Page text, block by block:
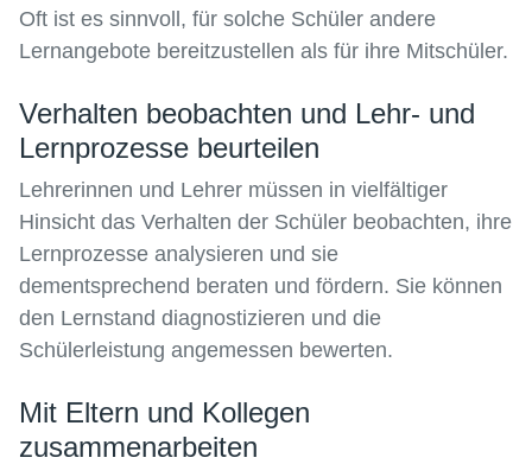
Oft ist es sinnvoll, für solche Schüler andere
Lernangebote bereitzustellen als für ihre Mitschüler.
Verhalten beobachten und Lehr- und
Lernprozesse beurteilen
Lehrerinnen und Lehrer müssen in vielfältiger
Hinsicht das Verhalten der Schüler beobachten, ihre
Lernprozesse analysieren und sie
dementsprechend beraten und fördern. Sie können
den Lernstand diagnostizieren und die
Schülerleistung angemessen bewerten.
Mit Eltern und Kollegen
zusammenarbeiten